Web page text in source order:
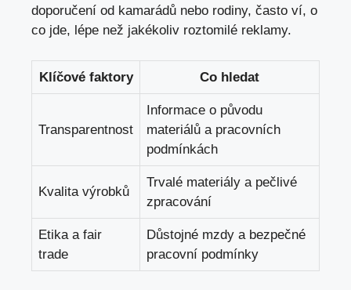
doporučení od kamarádů nebo rodiny, často ví, o
co jde, lépe než jakékoliv roztomilé reklamy.
Klíčové faktory Co hledat
Transparentnost
Informace o původu
materiálů a pracovních
podmínkách
Kvalita výrobků
Trvalé materiály a pečlivé
zpracování
Etika a fair
trade
Důstojné mzdy a bezpečné
pracovní podmínky